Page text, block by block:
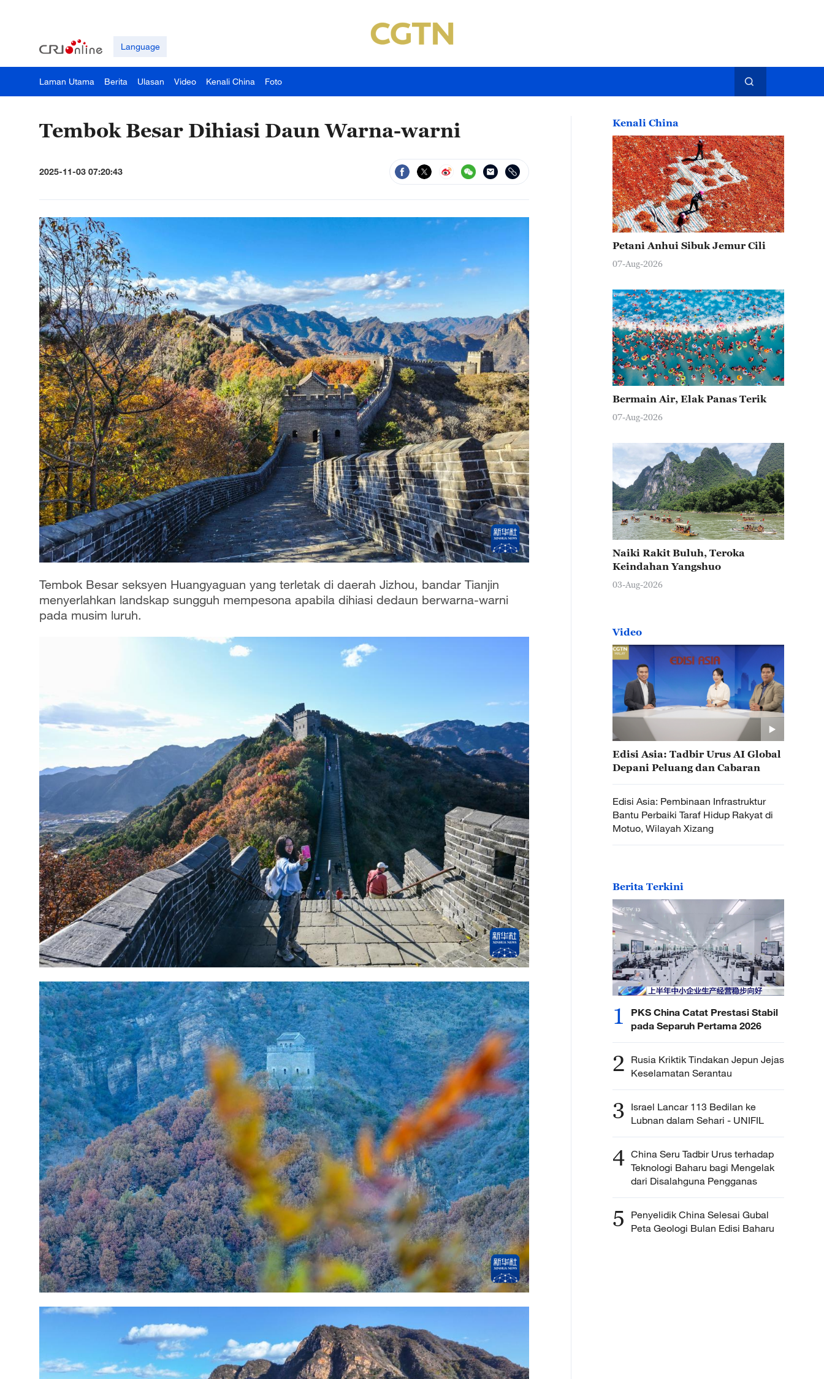
Language
Laman Utama Berita Ulasan Video Kenali China Foto
Tembok Besar Dihiasi Daun Warna-warni
2025-11-03 07:20:43
Tembok Besar seksyen Huangyaguan yang terletak di daerah Jizhou, bandar Tianjin
menyerlahkan landskap sungguh mempesona apabila dihiasi dedaun berwarna-warni
pada musim luruh.
Kenali China
Petani Anhui Sibuk Jemur Cili
07-Aug-2026
Bermain Air, Elak Panas Terik
07-Aug-2026
Naiki Rakit Buluh, Teroka
Keindahan Yangshuo
03-Aug-2026
Video
Edisi Asia: Tadbir Urus AI Global
Depani Peluang dan Cabaran
Edisi Asia: Pembinaan Infrastruktur
Bantu Perbaiki Taraf Hidup Rakyat di
Motuo, Wilayah Xizang
Berita Terkini
1
PKS China Catat Prestasi Stabil
pada Separuh Pertama 2026
2 Rusia Kriktik Tindakan Jepun Jejas
Keselamatan Serantau
3 Israel Lancar 113 Bedilan ke
Lubnan dalam Sehari - UNIFIL
4 China Seru Tadbir Urus terhadap
Teknologi Baharu bagi Mengelak
dari Disalahguna Pengganas
5
Penyelidik China Selesai Gubal
Peta Geologi Bulan Edisi Baharu